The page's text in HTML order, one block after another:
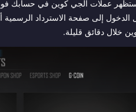
ستظهر عملات الجي كوين في حسابك
إلى صفحة الاسترداد الرسمية
خلال دقائق قليلة.